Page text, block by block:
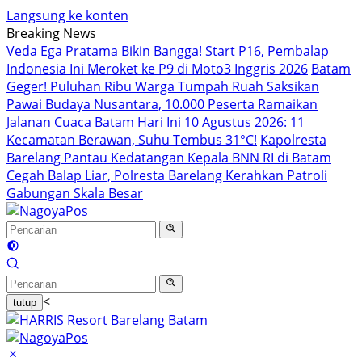
Langsung ke konten
Breaking News
Veda Ega Pratama Bikin Bangga! Start P16, Pembalap
Indonesia Ini Meroket ke P9 di Moto3 Inggris 2026 Batam
Geger! Puluhan Ribu Warga Tumpah Ruah Saksikan
Pawai Budaya Nusantara, 10.000 Peserta Ramaikan
Jalanan Cuaca Batam Hari Ini 10 Agustus 2026: 11
Kecamatan Berawan, Suhu Tembus 31°C! Kapolresta
Barelang Pantau Kedatangan Kepala BNN RI di Batam
Cegah Balap Liar, Polresta Barelang Kerahkan Patroli
Gabungan Skala Besar
tutup <